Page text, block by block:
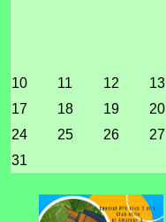
10
11 12 13
17
18 19 20
24
25 26 27
31